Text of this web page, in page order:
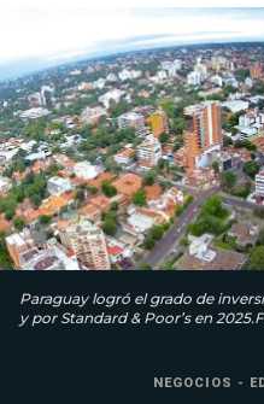
Paraguay logró el grado de
y por Standard & Poor’s en
NEGOCIOS -